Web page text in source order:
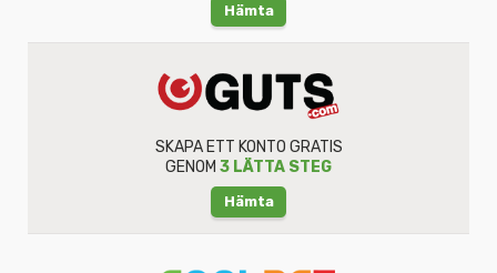
Hämta
SKAPA ETT KONTO GRATIS
GENOM 3 LÄTTA STEG
Hämta